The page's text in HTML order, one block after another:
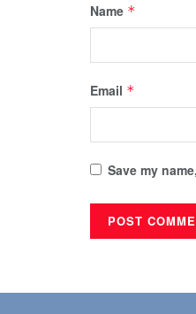
Name *
Email *
Save my